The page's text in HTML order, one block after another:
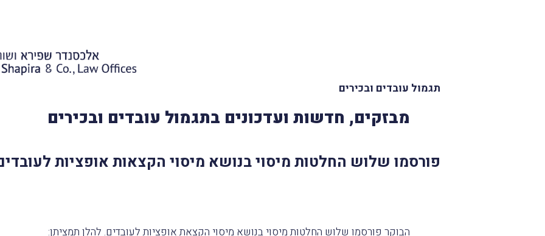
תגמול עובדים ובכירים
מבזקים, חדשות ועדכונים בתגמול עובדים ובכירים
פורסמו שלוש החלטות מיסוי בנושא מיסוי הקצאות אופציות
הבוקר פורסמו שלוש החלטות מיסוי בנושא מיסוי הקצאת אופציות לעובדים. להלן תמציתן: